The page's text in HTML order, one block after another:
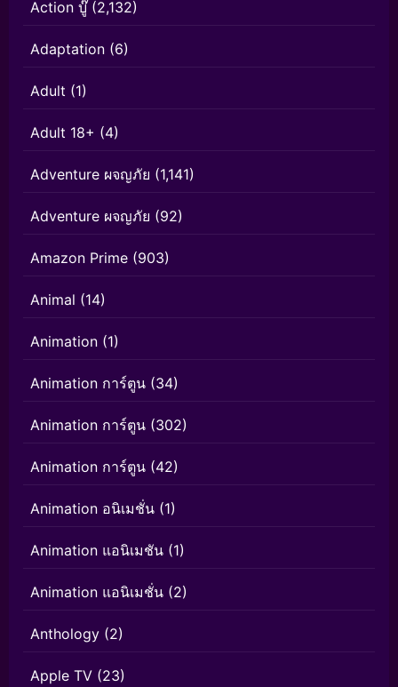
Action บู๊(2,132)
Adaptation (6)
Adult (1)
Adult 18+ (4)
Adventure ผจญภัย (1,141)
Adventure ผจญภัย (92)
Amazon Prime (903)
Animal (14)
Animation (1)
Animation การ์ตูน (34)
Animation การ์ตูน (302)
Animation การ์ตูน (42)
Animation อนิเมชั่น (1)
Animation แอนิเมชัน (1)
Animation แอนิเมชั่น (2)
Anthology (2)
Apple TV (23)